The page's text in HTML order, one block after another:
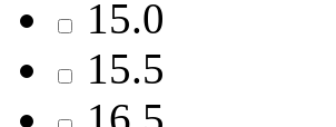
15.0
15.5